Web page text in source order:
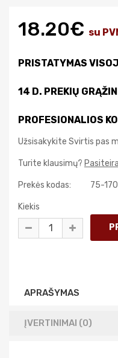
18.20€ su
PRISTATYMAS
14 D. PREKIŲ
PROFESIONALIOS
Užsisakykite Svirtis pas
Turite klausimų?
Prekės kodas: 75-
Kiekis
APRAŠYMAS
ĮVERTINIMAI (0)